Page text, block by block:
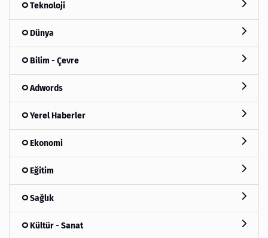
Teknoloji
Dünya
Bilim - Çevre
Adwords
Yerel Haberler
Ekonomi
Eğitim
Sağlık
Kültür - Sanat